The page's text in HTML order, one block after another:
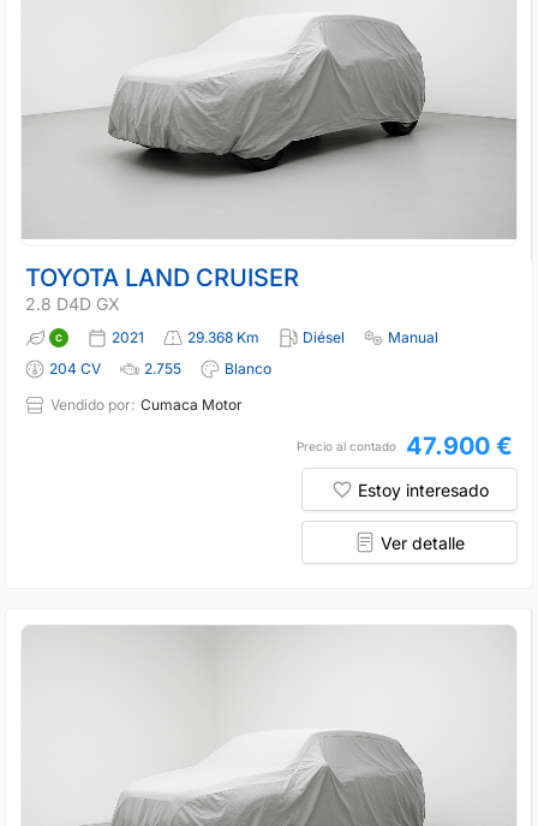
TOYOTA LAND CRUISER
2.8 D4D GX
2021 29.368 Km Diésel
Manual
204 CV
2.755
Blanco
Vendido por: Cumaca Motor
Precio al contado 47.900 €
Estoy interesado
Ver detalle